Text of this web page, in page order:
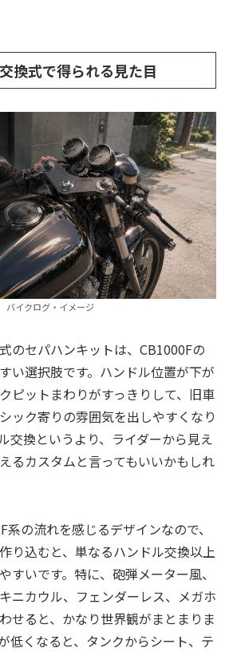
換式で得られる見た目
バイクログ・イメージ
のセパハンキットは、CB1000Fの
い選択肢です。ハンドル位置が下が
ピットまわりがすっきりして、旧車
ック寄りの雰囲気を出しやすくなり
交換というより、ライダーから見え
るカスタムと言ってもいいかもしれ
の流れを感じるデザインなので、
り込むと、単なるハンドル交換以上
すいです。特に、砲弾メーター風、
ニカウル、フェンダーレス、メガホ
せると、かなり世界観がまとまりま
低くなると、タンクからシート、テ